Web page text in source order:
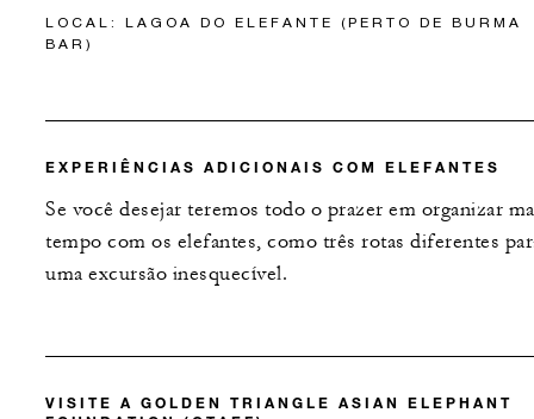
LOCAL: LAGOA DO ELEFANTE (PERTO DE BURMA
BAR)
EXPERIÊNCIAS ADICIONAIS COM ELEFANTES
Se você desejar teremos todo o prazer em organizar
tempo com os elefantes, como três rotas diferentes
uma excursão inesquecível.
VISITE A GOLDEN TRIANGLE ASIAN ELEPHANT